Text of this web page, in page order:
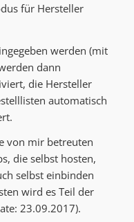
für Hersteller
werden (mit
dann
die Hersteller
automatisch
von mir betreuten
die selbst hosten,
selbst einbinden
wird es Teil der
23.09.2017).